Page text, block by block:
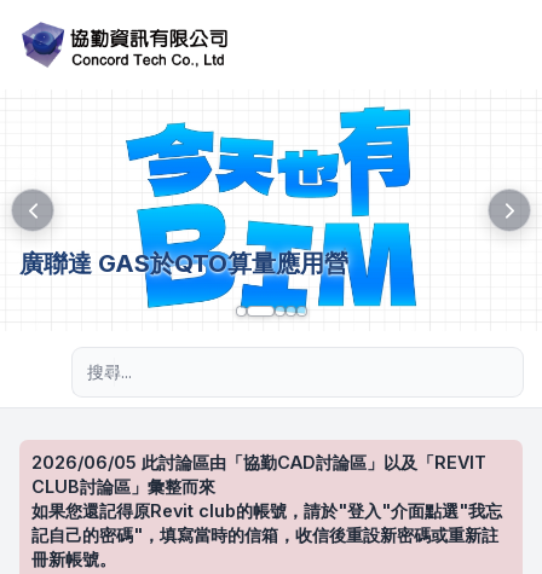
廣聯達 GAS於QTO算量應用營
2026/06/05 此討論區由「協勤CAD討論區」以及「REVIT
CLUB討論區」彙整而來
如果您還記得原Revit club的帳號，請於"登入"介面點選"我忘
記自己的密碼"，填寫當時的信箱，收信後重設新密碼或重新註
冊新帳號。